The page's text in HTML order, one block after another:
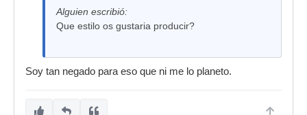
Alguien escribió:
Que estilo os gustaria producir?
Soy tan negado para eso que ni me lo planeto.